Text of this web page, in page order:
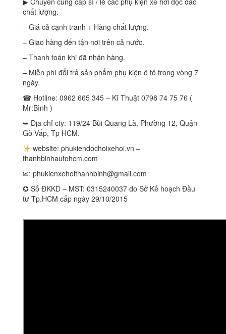
chất lượng.
– Giá cả cạnh tranh + Hàng chất lượng.
– Giao hàng đến tận nơi trên cả nước.
– Thanh toán khi đã nhận hàng.
– Miễn phí đổi trả sản phẩm phụ kiện ô tô trong vòng 7
ngày.
☎ Hotline: 0962 665 345 – Kĩ Thuật 0798 74 75 76 (
Mr:Bình )
➥ Địa chỉ cty: 119/24 Bùi Quang Là, Phường 12, Quận
Gò Vấp, Tp HCM.
website: phukiendochoixehoi.vn –
thanhbinhautohcm.com
✉: phukienxehoithanhbinh@gmail.com
✪ Số ĐKKD – MST: 0315240037 do Sở Kế hoạch Đầu
tư Tp.HCM cấp ngày 29/10/2015